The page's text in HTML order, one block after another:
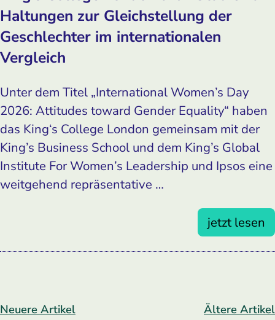
Haltungen zur Gleichstellung der
Geschlechter im internationalen
Vergleich
Unter dem Titel „International Women’s Day
2026: Attitudes toward Gender Equality“ haben
das King‘s College London gemeinsam mit der
King’s Business School und dem King’s Global
Institute For Women’s Leadership und Ipsos eine
weitgehend repräsentative …
jetzt lesen
Neuere Artikel Ältere Artikel